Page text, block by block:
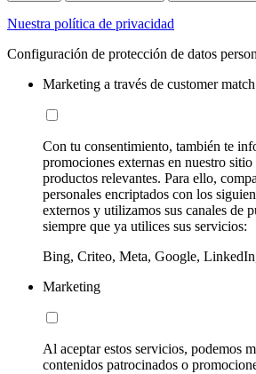
Nuestra política de privacidad
Configuración de protección de datos
Marketing a través de customer match
Con tu consentimiento, también te
promociones externas en nuestro
productos relevantes. Para ello,
personales encriptados con los
externos y utilizamos sus canales de
siempre que ya utilices sus servicios:
Bing, Criteo, Meta, Google,
Marketing
Al aceptar estos servicios, podemos
contenidos patrocinados o